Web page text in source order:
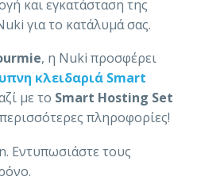
και εγκατάσταση της
για το κατάλυμά σας.
, η Nuki προσφέρει
κλειδαριά Smart
με το Smart Hosting Set
πληροφορίες!
Εντυπωσιάστε τους